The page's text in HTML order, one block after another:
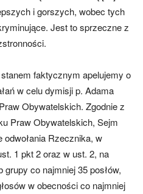
i gorszych, wobec tych
Jest to sprzeczne z
faktycznym apelujemy o
w celu dymisji p. Adama
Obywatelskich. Zgodnie z
Praw Obywatelskich, Sejm
odwołania Rzecznika, w
1 pkt 2 oraz w ust. 2, na
co najmniej 35 posłów,
w obecności co najmniej